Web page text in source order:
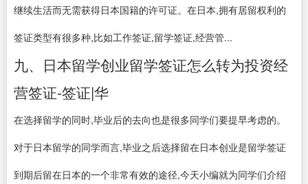
继续生活而无需获得日本国籍的许可证。在日本,拥有居留权利的
签证类型有很多种,比如工作签证,留学签证,经营管...
九、日本留学创业留学签证怎么转为投资经
营签证-签证|华
在选择留学的同时,毕业后的去向也是很多同学们要提早考虑的。
对于日本留学的同学而言,毕业之后选择留在日本创业是留学签证
到期后留在日本的一个非常有效的途径,今天小编就为同学们介绍